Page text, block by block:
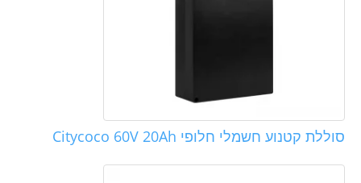
סוללת קטנוע חשמלי חלופי Citycoco 60V 20Ah